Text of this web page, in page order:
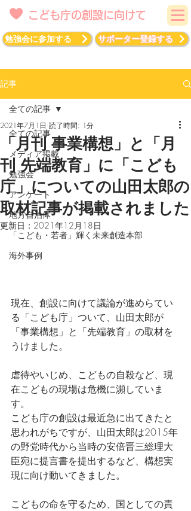
こども庁の創設に向けて
勉強会に参加する サポーター登録する
記事
全ての記事
メディア掲載
勉強会
アンケート
地方自治体
「こども・若者」輝く未来創造本部
海外事例
全ての記事
「月刊 事業構想」と「月
刊 先端教育」に「こども
庁」についての山田太郎の
取材記事が掲載されました
2021年7月1日 読了時間: 1分
更新日： 2021年12月18日
現在、創設に向けて議論が進めらてい
る「こども庁」ついて、山田太郎が
「事業構想」と「先端教育」の取材を
うけました。
虐待やいじめ、こどもの自殺など、現
在こどもの現場は危機に瀕していま
す。
こども庁の創設は最近急に出てきたと
思われがちですが、山田太郎は2015年
の野党時代から当時の安倍晋三総理大
臣宛に提言書を提出するなど、構想実
現に向け動いてきました。
こどもの命を守るため、国としての責